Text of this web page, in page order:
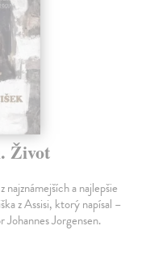
Život
najznámejších a najlepšie
z Assisi, ktorý napísal –
Jorgensen.